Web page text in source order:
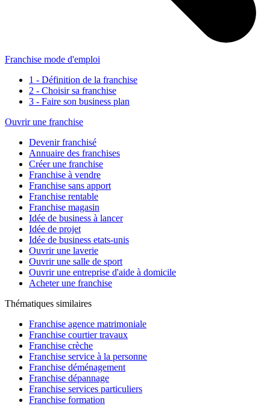
Franchise mode d'emploi
1 - Définition de la franchise
2 - Choisir sa franchise
3 - Faire son business plan
Ouvrir une franchise
Devenir franchisé
Annuaire des franchises
Créer une franchise
Franchise à vendre
Franchise sans apport
Franchise rentable
Franchise magasin
Idée de business à lancer
Idée de projet
Idée de business etats-unis
Ouvrir une laverie
Ouvrir une salle de sport
Ouvrir une entreprise d'aide à domicile
Acheter une franchise
Thématiques similaires
Franchise agence matrimoniale
Franchise courtier travaux
Franchise crèche
Franchise service à la personne
Franchise déménagement
Franchise dépannage
Franchise services particuliers
Franchise formation